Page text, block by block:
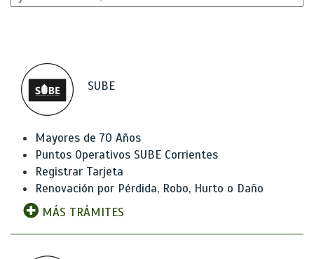
SUBE
Mayores de 70 Años
Puntos Operativos SUBE Corrientes
Registrar Tarjeta
Renovación por Pérdida, Robo, Hurto o Daño
MÁS TRÁMITES